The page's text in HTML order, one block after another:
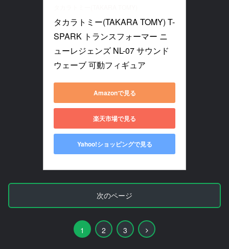
タカラトミー(TAKARA TOMY) T-
SPARK トランスフォーマー ニ
ューレジェンズ NL-07 サウンド
ウェーブ 可動フィギュア
Amazonで見る
楽天市場で見る
Yahoo!ショッピングで見る
次のページ
1 2 3
次